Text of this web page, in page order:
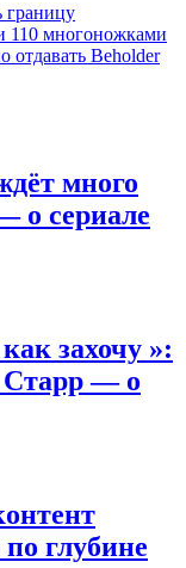
границу
110 многоножками
отдавать Beholder
много
о сериале
захочу »:
Старр — о
глубине